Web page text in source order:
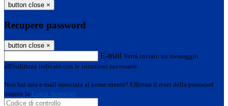
button close ×
Recupero password
button close ×
E-mail Verrà inviato un messaggio
all'indirizzo indicato con le istruzioni necessarie.
Non hai una e-mail associata al nome utente? Effettua il reset della password
tramite la Login Spaggiari